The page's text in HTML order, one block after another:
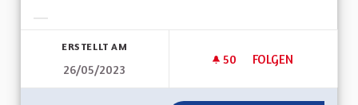
ERSTELLT AM
26/05/2023
50 50 FOLLOWER
FOLGEN
DÉSENCLAVER LE